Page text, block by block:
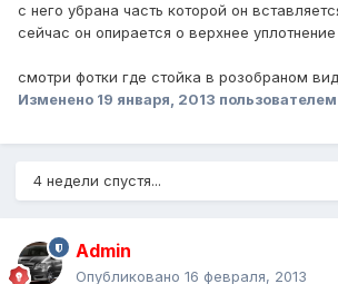
с него убрана часть которой он
сейчас он опирается о верхнее
смотри фотки где стойка в розобраном
Изменено 19 января, 2013 пользователем
4 недели спустя...
Admin
Опубликовано 16 февраля, 2013